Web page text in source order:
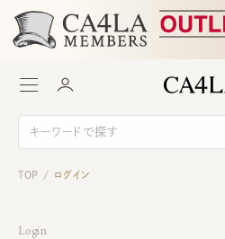
TOP / ログイン
Login